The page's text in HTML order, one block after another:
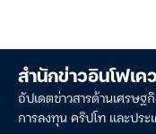
สำนักข่าวอินโฟเค
อัปเดตข่าวสารด้านเศรษฐ
การลงทุน คริปโท และประ